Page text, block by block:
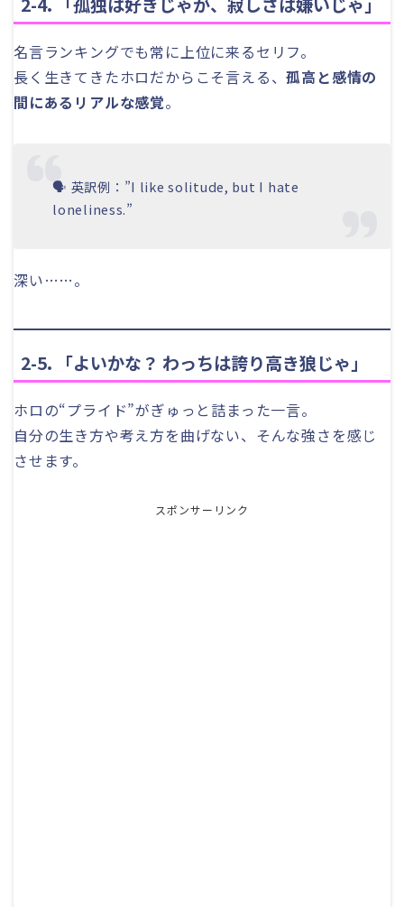
名言ランキングでも常に上位に来るセリフ。
長く生きてきたホロだからこそ言える、孤高と感情の
間にあるリアルな感覚。
🗣 英訳例：”I like solitude, but I hate
loneliness.”
深い……。
2-5. 「よいかな？ わっちは誇り高き狼じゃ」
ホロの“プライド”がぎゅっと詰まった一言。
自分の生き方や考え方を曲げない、そんな強さを感じ
させます。
スポンサーリンク